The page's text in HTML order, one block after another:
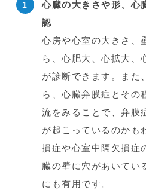
心臓の大きさや形、心
認
心房や心室の大きさ、
ら、心肥大、心拡大、
が診断できます。また
ら、心臓弁膜症とその
流をみることで、弁膜
が起こっているのかも
損症や心室中隔欠損症
臓の壁に穴があいてい
にも有用です。